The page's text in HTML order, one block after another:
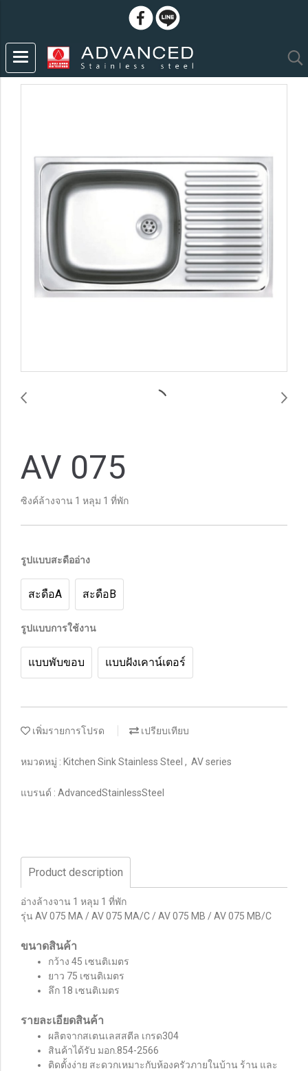
AV 075
ซิงค์ล้างจาน 1 หลุม 1 ที่พัก
รูปแบบสะดืออ่าง
สะดือA สะดือB
รูปแบบการใช้งาน
แบบพับขอบ แบบฝังเคาน์เตอร์
เพิ่มรายการโปรด เปรียบเทียบ
หมวดหมู่ : Kitchen Sink Stainless Steel , AV series
แบรนด์ : AdvancedStainlessSteel
Product description
อ่างล้างจาน 1 หลุม 1 ที่พัก
รุ่น AV 075 MA / AV 075 MA/C / AV 075 MB / AV 075 MB/C
ขนาดสินค้า
กว้าง 45 เซนติเมตร
ยาว 75 เซนติเมตร
ลึก 18 เซนติเมตร
รายละเอียดสินค้า
ผลิตจากสเตนเลสสตีล เกรด304
สินค้าได้รับ มอก.854-2566
ติดตั้งง่าย สะดวกเหมาะกับห้องครัวภายในบ้าน ร้าน และ